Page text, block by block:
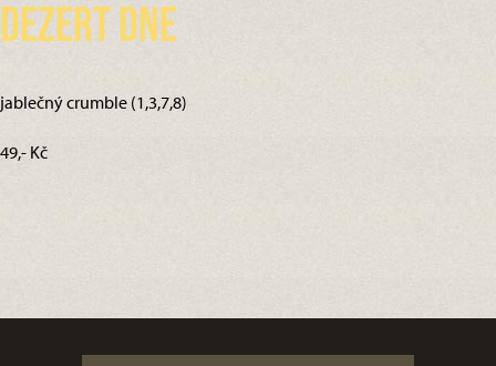
Dezert dne
jablečný crumble (1,3,7,8)
49,- Kč